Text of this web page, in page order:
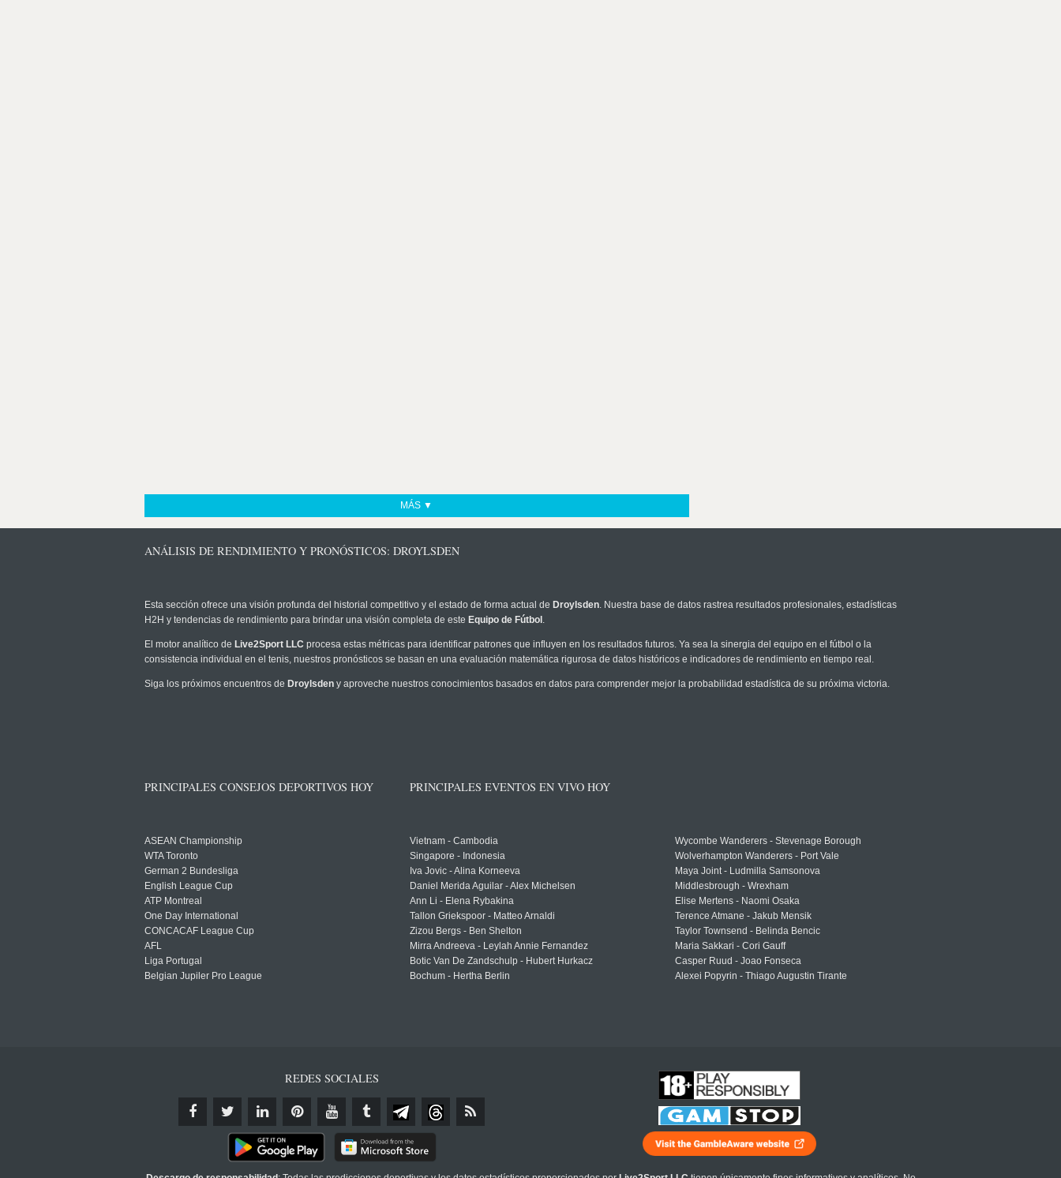
MÁS ▼
ANÁLISIS DE RENDIMIENTO Y PRONÓSTICOS: DROYLSDEN
Esta sección ofrece una visión profunda del historial competitivo y el estado de forma actual de Droylsden. Nuestra base de datos rastrea resultados profesionales, estadísticas
H2H y tendencias de rendimiento para brindar una visión completa de este Equipo de Fútbol .
El motor analítico de Live2Sport LLC procesa estas métricas para identificar patrones que influyen en los resultados futuros. Ya sea la sinergia del equipo en el fútbol o la
consistencia individual en el tenis, nuestros pronósticos se basan en una evaluación matemática rigurosa de datos históricos e indicadores de rendimiento en tiempo real.
Siga los próximos encuentros de Droylsden y aproveche nuestros conocimientos basados en datos para comprender mejor la probabilidad estadística de su próxima victoria.
PRINCIPALES CONSEJOS DEPORTIVOS HOY
ASEAN Championship
WTA Toronto
German 2 Bundesliga
English League Cup
ATP Montreal
One Day International
CONCACAF League Cup
AFL
Liga Portugal
Belgian Jupiler Pro League
PRINCIPALES EVENTOS EN VIVO HOY
Vietnam - Cambodia
Singapore - Indonesia
Iva Jovic - Alina Korneeva
Daniel Merida Aguilar - Alex Michelsen
Ann Li - Elena Rybakina
Tallon Griekspoor - Matteo Arnaldi
Zizou Bergs - Ben Shelton
Mirra Andreeva - Leylah Annie Fernandez
Botic Van De Zandschulp - Hubert Hurkacz
Bochum - Hertha Berlin
Wycombe Wanderers - Stevenage Borough
Wolverhampton Wanderers - Port Vale
Maya Joint - Ludmilla Samsonova
Middlesbrough - Wrexham
Elise Mertens - Naomi Osaka
Terence Atmane - Jakub Mensik
Taylor Townsend - Belinda Bencic
Maria Sakkari - Cori Gauff
Casper Ruud - Joao Fonseca
Alexei Popyrin - Thiago Augustin Tirante
REDES SOCIALES